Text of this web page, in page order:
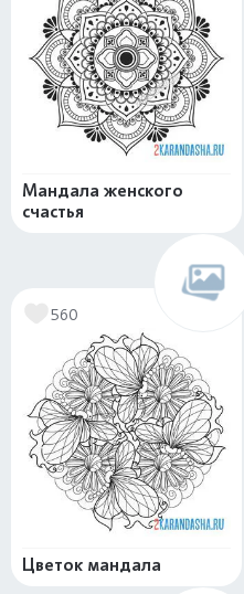
Мандала женского
счастья
560
Цветок мандала